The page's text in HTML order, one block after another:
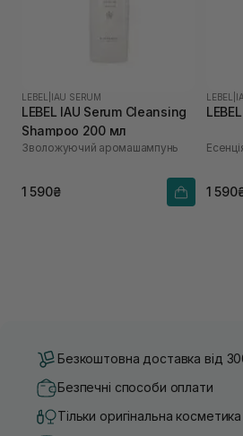
LEBEL IAU SERUM
LEBEL IAU Serum Cleansing
Shampoo 200 мл
Зволожуючий аромашампунь
1 590₴
LEBEL
1
Безкоштовна доставка від
Безпечні способи оплати
Тільки оригінальна косметика